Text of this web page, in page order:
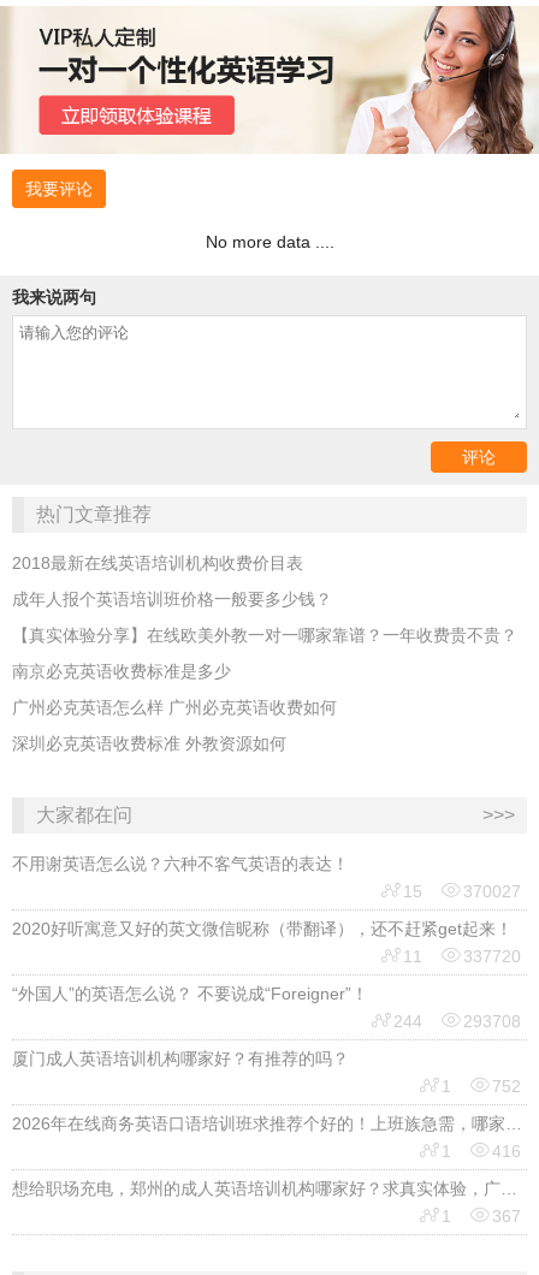
我要评论
No more data ....
我来说两句
热门文章推荐
2018最新在线英语培训机构收费价目表
成年人报个英语培训班价格一般要多少钱？
【真实体验分享】在线欧美外教一对一哪家靠谱？一年收费贵不贵？
南京必克英语收费标准是多少
广州必克英语怎么样 广州必克英语收费如何
深圳必克英语收费标准 外教资源如何
大家都在问 >>>
不用谢英语怎么说？六种不客气英语的表达！
15 370027
2020好听寓意又好的英文微信昵称（带翻译），还不赶紧get起来！
11 337720
“外国人”的英语怎么说？ 不要说成“Foreigner”！
244 293708
厦门成人英语培训机构哪家好？有推荐的吗？
1 752
2026年在线商务英语口语培训班求推荐个好的！上班族急需，哪家好？
1 416
想给职场充电，郑州的成人英语培训机构哪家好？求真实体验，广告勿扰，感谢！
1 367